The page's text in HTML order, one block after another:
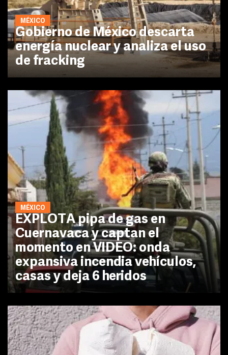
MÉXICO
Gobierno de México descarta
energía nuclear y analiza el uso
de fracking
MÉXICO
EXPLOTA pipa de gas en
Cuernavaca y captan el
momento en VIDEO: onda
expansiva incendia vehículos,
casas y deja 6 heridos